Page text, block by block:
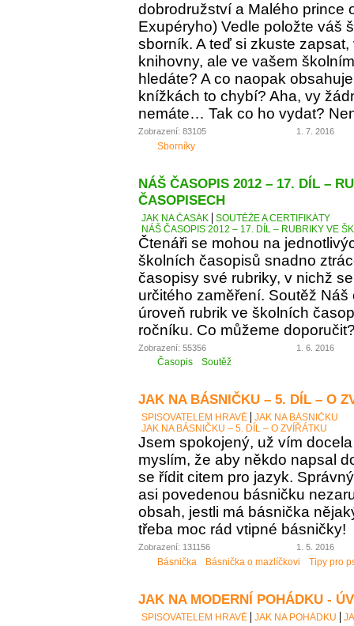
dobrodružství a Malého prince
Exupéryho) Vedle položte váš
sborník. A teď si zkuste
knihovny, ale ve vašem
hledáte? A co naopak
knížkách to chybí? Aha, vy
nemáte… Tak co ho vydat?
Zobrazení: 83105 1. 7. 2016
Sborníky
NÁŠ ČASOPIS 2012 – 17. DÍL –
ČASOPISECH
JAK NA ČASÁK
SOUTĚŽE A CERTIFIKÁTY
NÁŠ ČASOPIS 2012 – 17. DÍL – RUBRIKY VE
Čtenáři se mohou na
školních časopisů snadno
časopisy své rubriky, v nichž
určitého zaměření. Soutěž
úroveň rubrik ve školních
ročníku. Co můžeme
Zobrazení: 55356 1. 6. 2016
Časopis Soutěž
JAK NA BÁSNIČKU – 5. DÍL – O
SPISOVATELEM HRAVĚ
JAK NA BÁSNIČKU
JAK NA BÁSNIČKU – 5. DÍL – O ZVÍŘÁTKU
Jsem spokojený, už vím
myslím, že aby někdo napsal
se řídit citem pro jazyk.
asi povedenou básničku
obsah, jestli má básnička
třeba moc rád vtipné básničky!
Zobrazení: 131156 1. 5. 2016
Básnička Básnička o mazlíčkovi Tipy pro
JAK NA MODERNÍ POHÁDKU -
SPISOVATELEM HRAVĚ JAK NA POHÁDKU